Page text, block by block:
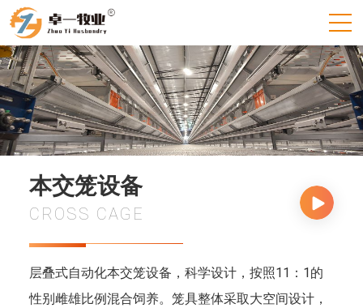
本交笼设备
CROSS CAGE
层叠式自动化本交笼设备，科学设计，按照11：1的
性别雌雄比例混合饲养。笼具整体采取大空间设计，